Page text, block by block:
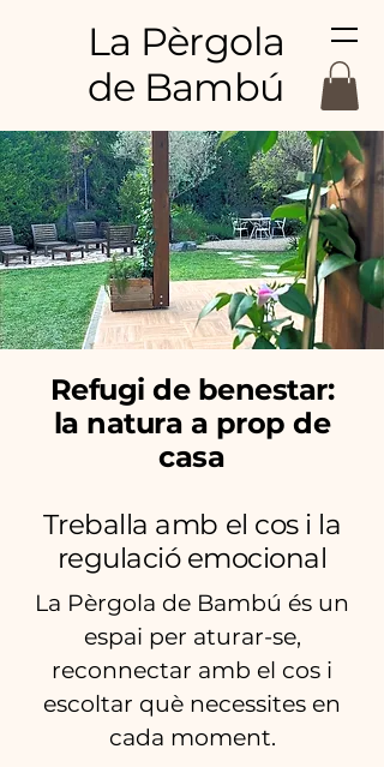
La Pèrgola
de Bambú
Refugi de benestar:
la natura a prop de
casa
Treballa amb el cos i la
regulació emocional
La Pèrgola de Bambú és un
espai per aturar-se,
reconnectar amb el cos i
escoltar què necessites en
cada moment.